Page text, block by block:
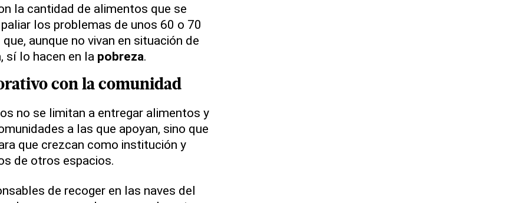
la cantidad de alimentos que se
los problemas de unos 60 o 70
aunque no vivan en situación de
sí lo hacen en la pobreza.
con la comunidad
no se limitan a entregar alimentos y
a las que apoyan, sino que
que crezcan como institución y
de otros espacios.
de recoger en las naves del